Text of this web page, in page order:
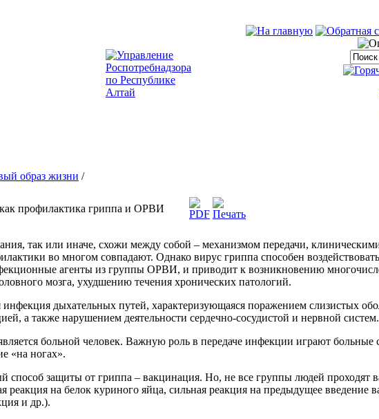
образ жизни /
профилактика гриппа и ОРВИ
так или иначе, схожи между собой – механизмом передачи,
во многом совпадают. Однако вирус гриппа способен
агенты из группы ОРВИ, и приводит к возникновению
мозга, ухудшению течения хронических патологий.
инфекция дыхательных путей, характеризующаяся поражением слизистых
а также нарушением деятельности сердечно-сосудистой и нервной систем.
больной человек. Важную роль в передаче инфекции играют больные
«на ногах».
способ защиты от гриппа – вакцинация. Но, не все группы людей
реакция на белок куриного яйца, сильная реакция на предыдущее
и др.).